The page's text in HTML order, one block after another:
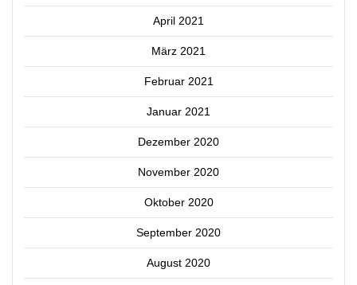
April 2021
März 2021
Februar 2021
Januar 2021
Dezember 2020
November 2020
Oktober 2020
September 2020
August 2020